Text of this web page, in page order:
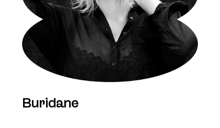
Buridane